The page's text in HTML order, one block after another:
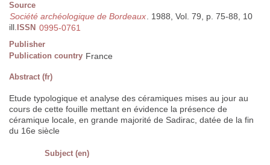
Source
Société archéologique de Bordeaux. 1988, Vol. 79, p. 75-88, 10
ill. ISSN 0995-0761
Publisher
Publication country France
Abstract (fr)
Etude typologique et analyse des céramiques mises au jour au
cours de cette fouille mettant en évidence la présence de
céramique locale, en grande majorité de Sadirac, datée de la fin
du 16e siècle
Subject (en)